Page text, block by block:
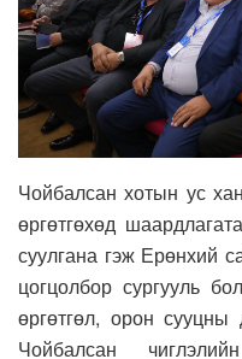
Чойбалсан хотын ус
өргөтгөхөд
суулгана гэж Ерөнхий
цогцолбор сургууль
өргөтгөл, орон
Чойбалсан